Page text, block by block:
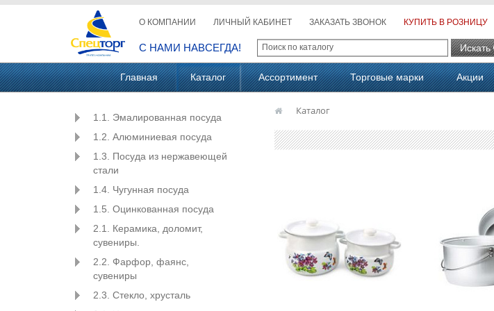
О КОМПАНИИ ЛИЧНЫЙ КАБИНЕТ ЗАКАЗАТЬ ЗВОНОК КУПИТЬ В РОЗНИЦУ
С НАМИ НАВСЕГДА! Искать
Главная Каталог Ассортимент Торговые марки Акции
1.1. Эмалированная посуда
1.2. Алюминиевая посуда
1.3. Посуда из нержавеющей
стали
1.4. Чугунная посуда
1.5. Оцинкованная посуда
2.1. Керамика, доломит,
сувениры.
2.2. Фарфор, фаянс,
сувениры
2.3. Стекло, хрусталь
Каталог